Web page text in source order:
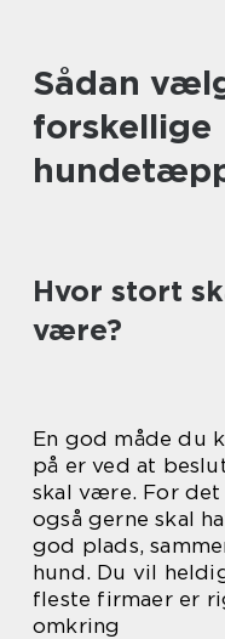
Sådan
forskellige
Hvor stort
være?
En god måde du
på er ved at
skal være. For det
også gerne skal
god plads,
hund. Du vil
fleste firmaer er
omkring